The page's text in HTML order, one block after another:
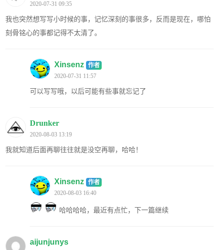
2020-07-31 09:35
我也突然想写写小时候的事，记忆深刻的事很多，反而是现在，哪怕
刻骨铭心的事都记得不太清了。
Xinsenz 作者
2020-07-31 11:57
可以写写哦，以后可能有些事就忘记了
Drunker
2020-08-03 13:19
我就知道后面再聊往往就是没空再聊，哈哈！
Xinsenz 作者
2020-08-03 16:40
哈哈哈哈，最近有点忙，下一篇继续
aijunjunys